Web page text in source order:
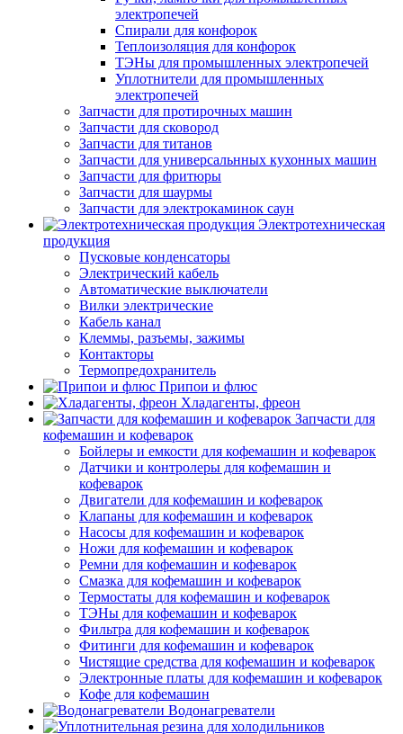
электропечей
Спирали для конфорок
Теплоизоляция для конфорок
ТЭНы для промышленных электропечей
Уплотнители для промышленных
электропечей
Запчасти для протирочных машин
Запчасти для сковород
Запчасти для титанов
Запчасти для универсальнных кухонных машин
Запчасти для фритюры
Запчасти для шаурмы
Запчасти для электрокаминок саун
Электротехническая
продукция
Пусковые конденсаторы
Электрический кабель
Автоматические выключатели
Вилки электрические
Кабель канал
Клеммы, разъемы, зажимы
Контакторы
Термопредохранитель
Припои и флюс
Хладагенты, фреон
Запчасти для
кофемашин и кофеварок
Бойлеры и емкости для кофемашин и кофеварок
Датчики и контролеры для кофемашин и
кофеварок
Двигатели для кофемашин и кофеварок
Клапаны для кофемашин и кофеварок
Насосы для кофемашин и кофеварок
Ножи для кофемашин и кофеварок
Ремни для кофемашин и кофеварок
Смазка для кофемашин и кофеварок
Термостаты для кофемашин и кофеварок
ТЭНы для кофемашин и кофеварок
Фильтра для кофемашин и кофеварок
Фитинги для кофемашин и кофеварок
Чистящие средства для кофемашин и кофеварок
Электронные платы для кофемашин и кофеварок
Кофе для кофемашин
Водонагреватели